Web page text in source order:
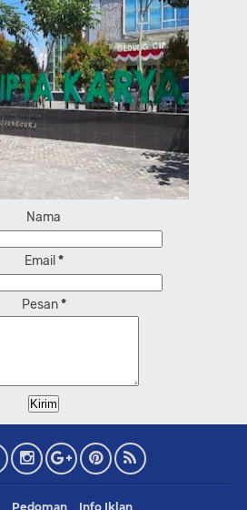
Nama
Email *
Pesan*
Pedoman Info Iklan